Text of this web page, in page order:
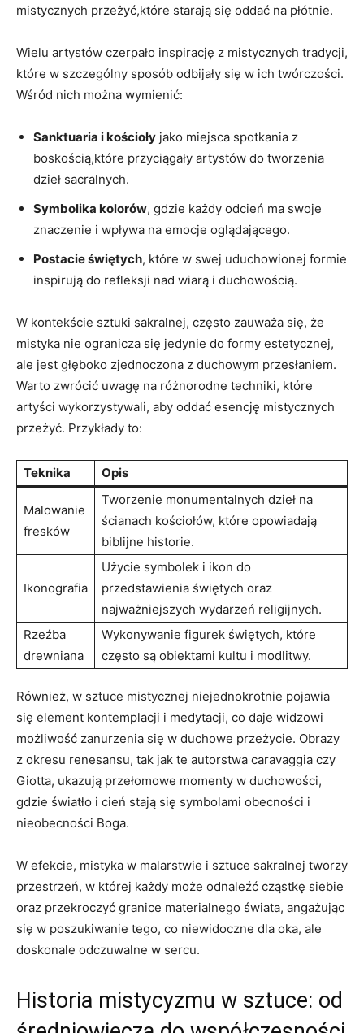
mistycznych przeżyć,które starają się oddać na płótnie.
Wielu artystów czerpało inspirację z mistycznych tradycji,
które w szczególny sposób odbijały się w ich twórczości.
Wśród nich można wymienić:
Sanktuaria i kościoły jako miejsca spotkania z
boskością,które przyciągały artystów do tworzenia
dzieł sacralnych.
Symbolika kolorów, gdzie każdy odcień ma swoje
znaczenie i wpływa na emocje oglądającego.
Postacie świętych, które w swej uduchowionej formie
inspirują do refleksji nad wiarą i duchowością.
W kontekście sztuki sakralnej, często zauważa się, że
mistyka nie ogranicza się jedynie do formy estetycznej,
ale jest głęboko zjednoczona z duchowym przesłaniem.
Warto zwrócić uwagę na różnorodne techniki, które
artyści wykorzystywali, aby oddać esencję mistycznych
przeżyć. Przykłady to:
Teknika Opis
Malowanie
fresków
Tworzenie monumentalnych dzieł na
ścianach kościołów, które opowiadają
biblijne historie.
Ikonografia
Użycie symbolek i ikon do
przedstawienia świętych oraz
najważniejszych wydarzeń religijnych.
Rzeźba
drewniana
Wykonywanie figurek świętych, które
często są obiektami kultu i modlitwy.
Również, w sztuce mistycznej niejednokrotnie pojawia
się element kontemplacji i medytacji, co daje widzowi
możliwość zanurzenia się w duchowe przeżycie. Obrazy
z okresu renesansu, tak jak te autorstwa caravaggia czy
Giotta, ukazują przełomowe momenty w duchowości,
gdzie światło i cień stają się symbolami obecności i
nieobecności Boga.
W efekcie, mistyka w malarstwie i sztuce sakralnej tworzy
przestrzeń, w której każdy może odnaleźć cząstkę siebie
oraz przekroczyć granice materialnego świata, angażując
się w poszukiwanie tego, co niewidoczne dla oka, ale
doskonale odczuwalne w sercu.
Historia mistycyzmu w sztuce: od